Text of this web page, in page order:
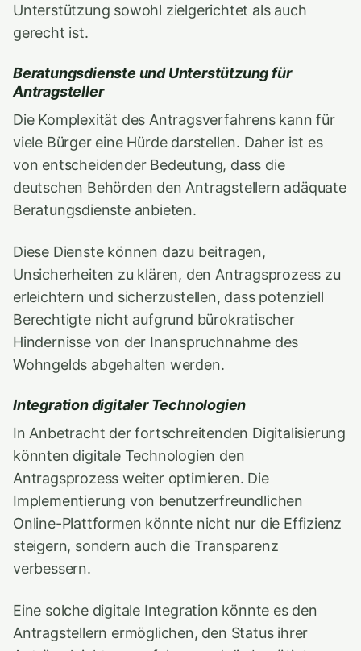
Unterstützung sowohl zielgerichtet als auch
gerecht ist.
Beratungsdienste und Unterstützung für
Antragsteller
Die Komplexität des Antragsverfahrens kann für
viele Bürger eine Hürde darstellen. Daher ist es
von entscheidender Bedeutung, dass die
deutschen Behörden den Antragstellern adäquate
Beratungsdienste anbieten.
Diese Dienste können dazu beitragen,
Unsicherheiten zu klären, den Antragsprozess zu
erleichtern und sicherzustellen, dass potenziell
Berechtigte nicht aufgrund bürokratischer
Hindernisse von der Inanspruchnahme des
Wohngelds abgehalten werden.
Integration digitaler Technologien
In Anbetracht der fortschreitenden Digitalisierung
könnten digitale Technologien den
Antragsprozess weiter optimieren. Die
Implementierung von benutzerfreundlichen
Online-Plattformen könnte nicht nur die Effizienz
steigern, sondern auch die Transparenz
verbessern.
Eine solche digitale Integration könnte es den
Antragstellern ermöglichen, den Status ihrer